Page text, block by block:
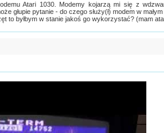
Atari 1030. Modemy kojarzą mi się z
głupie pytanie - do czego służy(ł) modem w
to byłbym w stanie jakoś go wykorzystać? (mam